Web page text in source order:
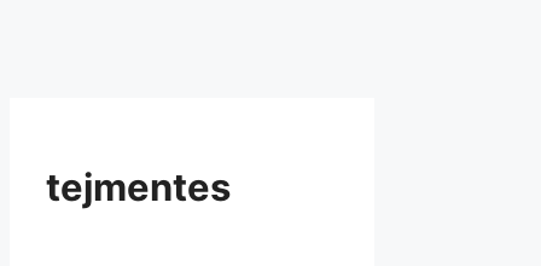
tejmentes